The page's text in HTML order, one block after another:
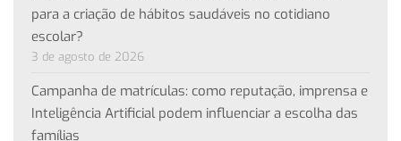
para a criação de hábitos saudáveis no cotidiano
escolar?
3 de agosto de 2026
Campanha de matrículas: como reputação, imprensa e
Inteligência Artificial podem influenciar a escolha das
famílias